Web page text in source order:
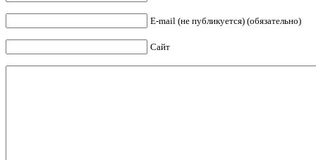
E-mail (не публикуется) (обязательно)
Сайт